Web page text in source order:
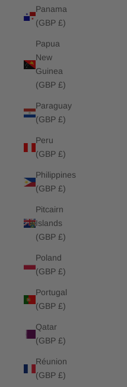
Panama
(GBP £)
Papua
New
Guinea
(GBP £)
Paraguay
(GBP £)
Peru
(GBP £)
Philippines
(GBP £)
Pitcairn
Islands
(GBP £)
Poland
(GBP £)
Portugal
(GBP £)
Qatar
(GBP £)
Réunion
(GBP £)